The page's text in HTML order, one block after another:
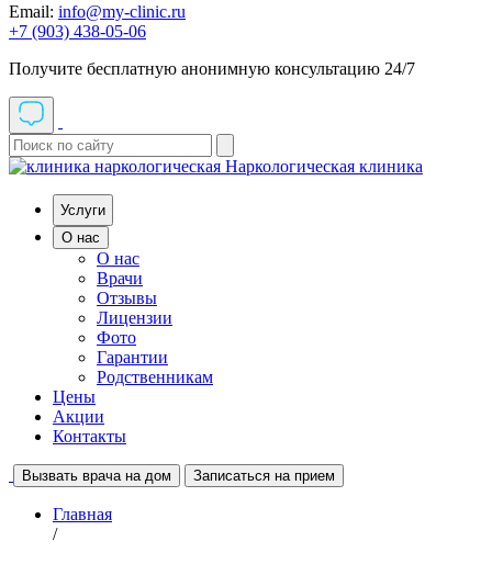
Email: info@my-clinic.ru
+7 (903) 438-05-06
Получите бесплатную анонимную консультацию 24/7
Наркологическая клиника
Услуги
О нас
О нас
Врачи
Отзывы
Лицензии
Фото
Гарантии
Родственникам
Цены
Акции
Контакты
Вызвать врача на дом Записаться на прием
Главная
/